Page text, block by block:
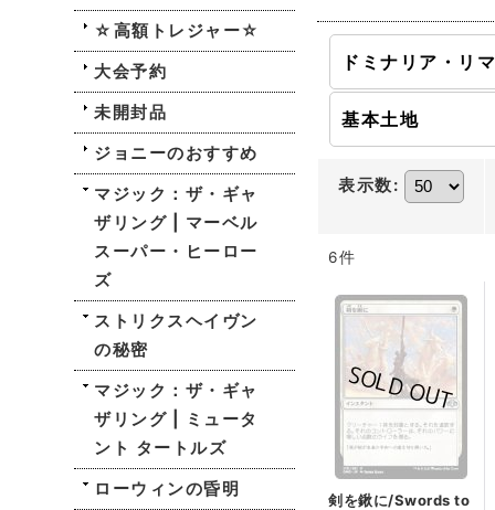
☆高額トレジャー☆
大会予約
未開封品
ジョニーのおすすめ
マジック：ザ・ギャ
ザリング | マーベル
スーパー・ヒーロー
ズ
ストリクスヘイヴン
の秘密
マジック：ザ・ギャ
ザリング | ミュータ
ント タートルズ
ローウィンの昏明
基本土地
表示数:
6件
剣を鍬に/Swords to